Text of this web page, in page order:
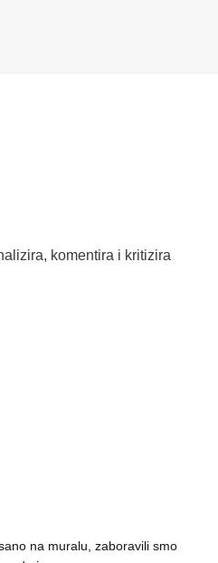
komentira i kritizira
na muralu, zaboravili smo